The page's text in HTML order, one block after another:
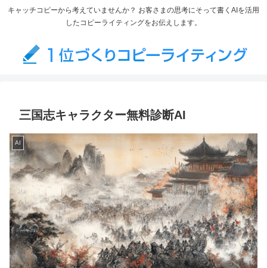
キャッチコピーから考えていませんか？ お客さまの思考にそって書くAIを活用
したコピーライティングをお伝えします。
三国志キャラクター無料診断AI
AI